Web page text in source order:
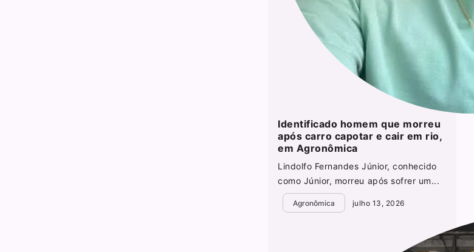
Identificado homem que morreu
após carro capotar e cair em rio,
em Agronômica
Lindolfo Fernandes Júnior, conhecido
como Júnior, morreu após sofrer um...
Agronômica julho 13, 2026